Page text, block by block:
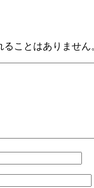
ことはありません